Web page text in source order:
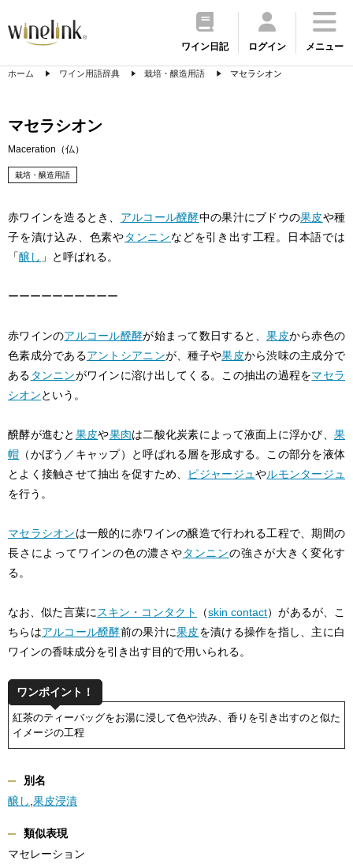
ワイン日記 ログイン メニュー
ホーム ワイン用語辞典 栽培・醸造用語 マセラシオン
マセラシオン
Maceration（仏）
栽培・醸造用語
赤ワインを造るとき、 アルコール醗酵中の果汁にブドウの果皮や種
子を漬け込み、色素やタンニンなどを引き出す工程。日本語では
「醸し 」と呼ばれる。
ーーーーーーーーーー
赤ワインのアルコール醗酵が始まって数日すると、果皮から赤色の
色素成分であるアントシアニンが、種子や果皮から渋味の主成分で
ある タンニンがワインに溶け出してくる。この抽出の過程をマセラ
シオンという。
醗酵が進むと 果皮や果肉は二酸化炭素によって液面上に浮かび、果
帽 （かぼう／キャップ）と呼ばれる層を形成する。この部分を液体
とよく接触させて抽出を促すため、 ピジャージュやルモンタージュ
を行う。
マセラシオンは一般的に赤ワインの醸造で行われる工程で、期間の
長さによってワインの色の濃さやタンニンの強さが大きく変化す
る。
なお、似た言葉に スキン・コンタクト （skin contact）があるが、こ
ちらはアルコール醗酵前の果汁に果皮を漬ける操作を指し、主に白
ワインの香味成分を引き出す目的で用いられる。
ワンポイント！
紅茶のティーバッグをお湯に浸して色や渋み、香りを引き出すのと似た
イメージの工程
別名
醸し 果皮浸漬
類似表現
マセレーション